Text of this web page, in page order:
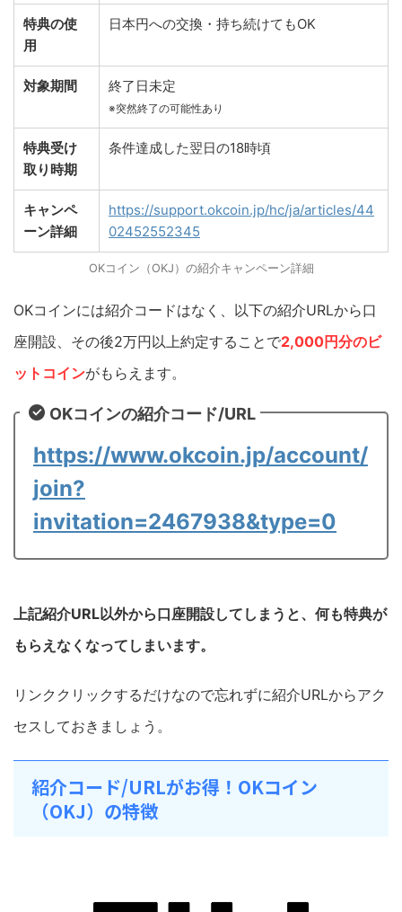
特典の使
用
日本円への交換・持ち続けてもOK
対象期間 終了日未定
※突然終了の可能性あり
特典受け
取り時期
条件達成した翌日の18時頃
キャンペ
ーン詳細
https://support.okcoin.jp/hc/ja/articles/44
02452552345
OKコイン（OKJ）の紹介キャンペーン詳細
OKコインには紹介コードはなく、以下の紹介URLから口
座開設、その後2万円以上約定することで2,000円分のビ
ットコインがもらえます。
OKコインの紹介コード/URL
https://www.okcoin.jp/account/
join?
invitation=2467938&type=0
上記紹介URL以外から口座開設してしまうと、何も特典が
もらえなくなってしまいます。
リンククリックするだけなので忘れずに紹介URLからアク
セスしておきましょう。
紹介コード/URLがお得！OKコイン
（OKJ）の特徴